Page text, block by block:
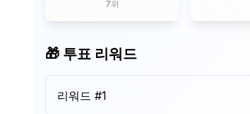
7위
🎁 투표 리워드
리워드 #1